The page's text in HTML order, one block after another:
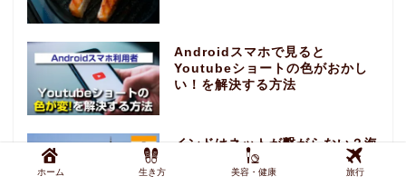
Androidスマホで見ると
Youtubeショートの色がおかし
い！を解決する方法
インドはネットが繋がらない？海
外旅行おすすめeSIM【最新クー
ポンコード】インド旅行インター
ホーム 生き方 美容・健康 旅行